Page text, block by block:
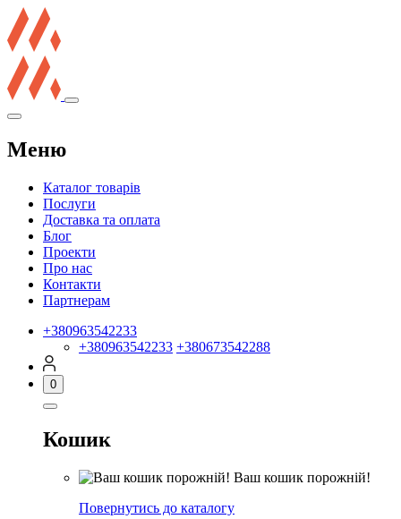
Меню
Каталог товарів
Послуги
Доставка та оплата
Блог
Проекти
Про нас
Контакти
Партнерам
+380963542233
+380963542233 +380673542288
0
Кошик
Ваш кошик порожній!
Повернутись до каталогу